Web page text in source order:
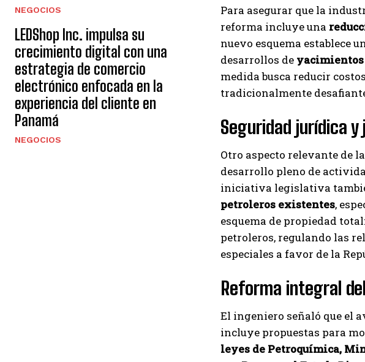
NEGOCIOS
LEDShop Inc. impulsa su
crecimiento digital con una
estrategia de comercio
electrónico enfocada en la
experiencia del cliente en
Panamá
NEGOCIOS
Para asegurar que la
reforma incluye una
nuevo esquema establece
desarrollos de yacimientos
medida busca reducir
tradicionalmente
Seguridad jurídica
Otro aspecto relevante de
desarrollo pleno de
iniciativa legislativa
petroleros existentes,
esquema de propiedad
petroleros, regulando las
especiales a favor de la
Reforma integral
El ingeniero señaló que el
incluye propuestas para
leyes de Petroquímica,